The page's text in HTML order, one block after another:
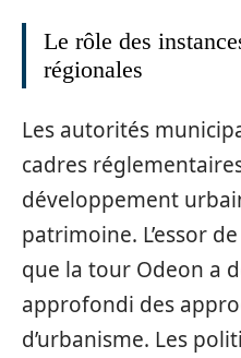
Le rôle des
régionales
Les autorités
cadres
développement
patrimoine. L’essor
que la tour Odeon a
approfondi des
d’urbanisme. Les